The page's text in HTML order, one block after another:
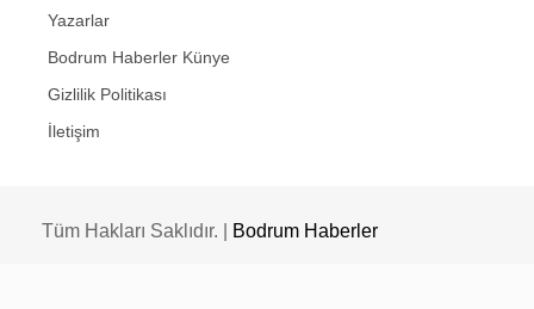
Yazarlar
Bodrum Haberler Künye
Gizlilik Politikası
İletişim
Tüm Hakları Saklıdır. | Bodrum Haberler